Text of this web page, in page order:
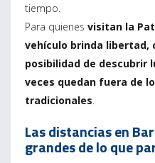
tiempo.
Para quienes visitan la
vehículo brinda libertad,
posibilidad de descubrir
veces quedan fuera de
tradicionales
Las distancias en
grandes de lo que